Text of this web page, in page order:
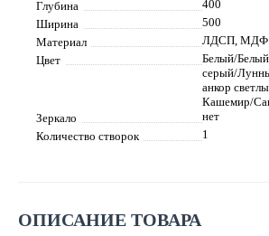
Глубина
400
Ширина
500
Материал
ЛДСП, МДФ
Цвет
Белый/
серый/
анкор
Кашемир/
Зеркало
нет
Количество створок
1
ОПИСАНИЕ ТОВАРА